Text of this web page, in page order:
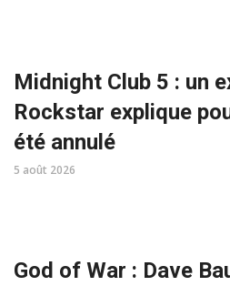
Midnight Club 5 : un
Rockstar explique
été annulé
5 août 2026
God of War : Dave